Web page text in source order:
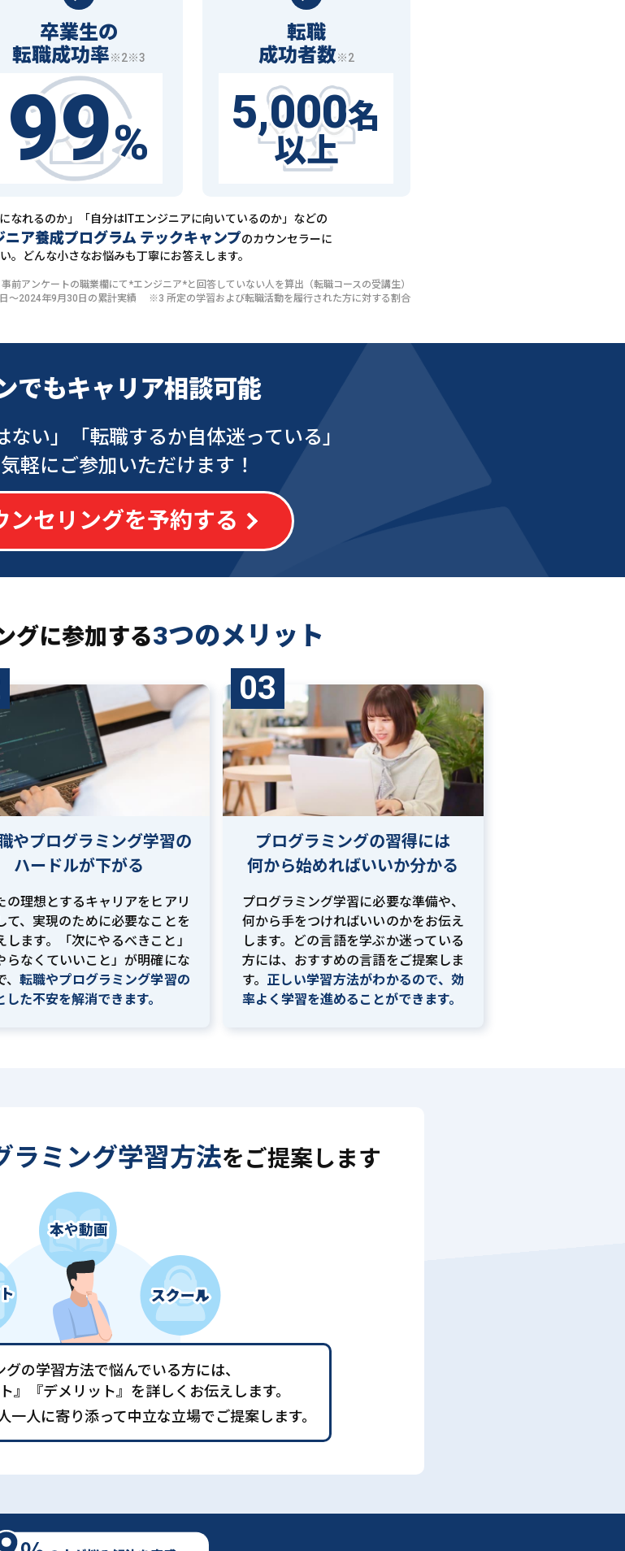
卒業生の
転職成功率※2※3
99%
転職
成功者数※2
5,000名
以上
なれるのか」「自分はITエンジニアに向いているのか」などの
ニア養成プログラム テックキャンプのカウンセラーに
。どんな小さなお悩みも丁寧にお答えします。
アンケートの職業欄にて*エンジニア*と回答していない人を算出（転職コースの受講生）
2024年9月30日の累計実績 ※3 所定の学習および転職活動を履行された方に対する割合
でもキャリア相談可能
い」
「転職するか自体迷っている」
軽にご参加いただけます！
ンセリングを予約する
グに参加する3つのメリット
やプログラミング学習の
ハードルが下がる
の理想とするキャリアをヒアリ
て、実現のために必要なことを
します。「次にやるべきこと」
らなくていいこと」が明確にな
転職やプログラミング学習の
した不安を解消できます。
03
プログラミングの習得には
何から始めればいいか分かる
プログラミング学習に必要な準備や、
何から手をつければいいのかをお伝え
します。どの言語を学ぶか迷っている
方には、おすすめの言語をご提案しま
す。 正しい学習方法がわかるので、効
率よく学習を進めることができます。
ラミング学習方法をご提案します
グの学習方法で悩んでいる方には、
』『デメリット』を詳しくお伝えします。
一人に寄り添って中立な立場でご提案します。